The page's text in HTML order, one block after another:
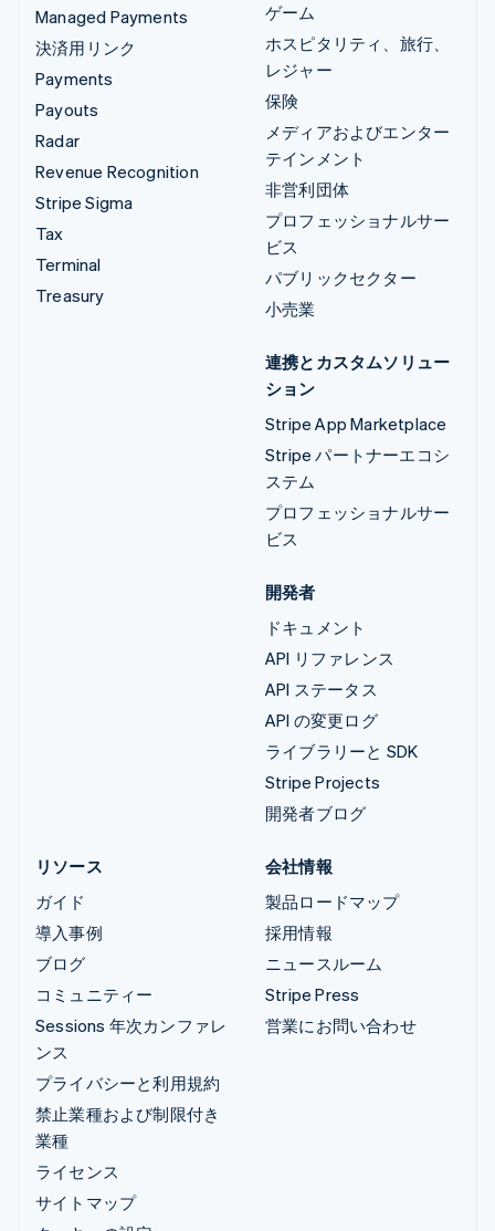
Managed Payments
決済用リンク
Payments
Payouts
Radar
Revenue Recognition
Stripe Sigma
Tax
Terminal
Treasury
ゲーム
ホスピタリティ、旅行、
レジャー
保険
メディアおよびエンター
テインメント
非営利団体
プロフェッショナルサー
ビス
パブリックセクター
小売業
連携とカスタムソリュー
ション
Stripe App Marketplace
Stripe パートナーエコシ
ステム
プロフェッショナルサー
ビス
開発者
ドキュメント
API リファレンス
API ステータス
API の変更ログ
ライブラリーと SDK
Stripe Projects
開発者ブログ
リソース
ガイド
導入事例
ブログ
コミュニティー
Sessions 年次カンファレ
ンス
プライバシーと利用規約
禁止業種および制限付き
業種
ライセンス
サイトマップ
会社情報
製品ロードマップ
採用情報
ニュースルーム
Stripe Press
営業にお問い合わせ